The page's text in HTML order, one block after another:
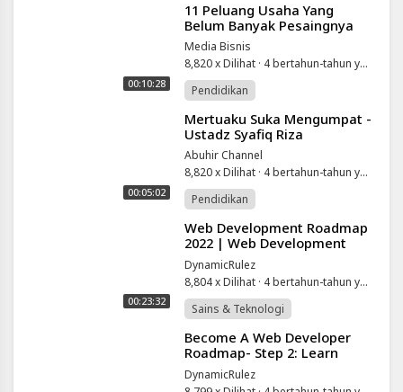
00:10:28
⁣11 Peluang Usaha Yang
Belum Banyak Pesaingnya
Media Bisnis
8,820 x Dilihat · 4 bertahun-tahun yang lalu
Pendidikan
00:05:02
⁣Mertuaku Suka Mengumpat -
Ustadz Syafiq Riza
Abuhir Channel
8,820 x Dilihat · 4 bertahun-tahun yang lalu
Pendidikan
00:23:32
⁣Web Development Roadmap
2022 | Web Development
Roadmap For Beginners |
Web Development |
Simplilearn
DynamicRulez
8,804 x Dilihat · 4 bertahun-tahun yang lalu
Sains & Teknologi
⁣Become A Web Developer
Roadmap- Step 2: Learn
Html And Css
DynamicRulez